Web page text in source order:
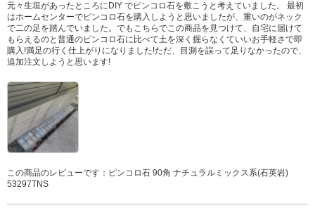
元々生垣があったところにDIY でピンコロ石を敷こうと考えていました。 最初
はホームセンターでピンコロ石を購入しようと思いましたが、重いのがネック
で二の足を踏んでいました。でもこちらでこの商品を見つけて、自宅に届けて
もらえるのと普通のピンコロ石に比べて土を深く掘らなくていいお手軽さで即
購入!満足の行く仕上がりになりました!ただ、目測を誤って足りなかったので、
追加注文しようと思います!
この商品のレビューです： ピンコロ石 90角 ナチュラルミックス系(石英岩)
53297TNS